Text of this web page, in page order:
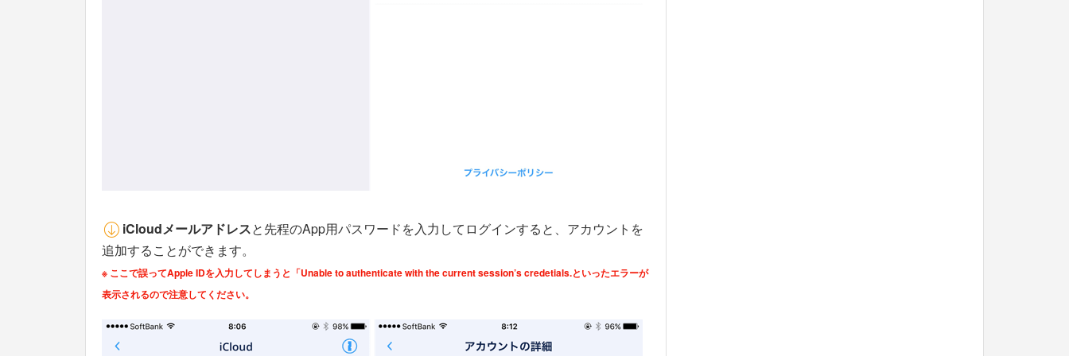
iCloudメールアドレスと先程のApp用パスワードを入力してログインすると、アカウントを
追加することができます。
※ ここで誤ってApple IDを入力してしまうと「Unable to authenticate with the current session’s credetials.といったエラーが
表示されるので注意してください。